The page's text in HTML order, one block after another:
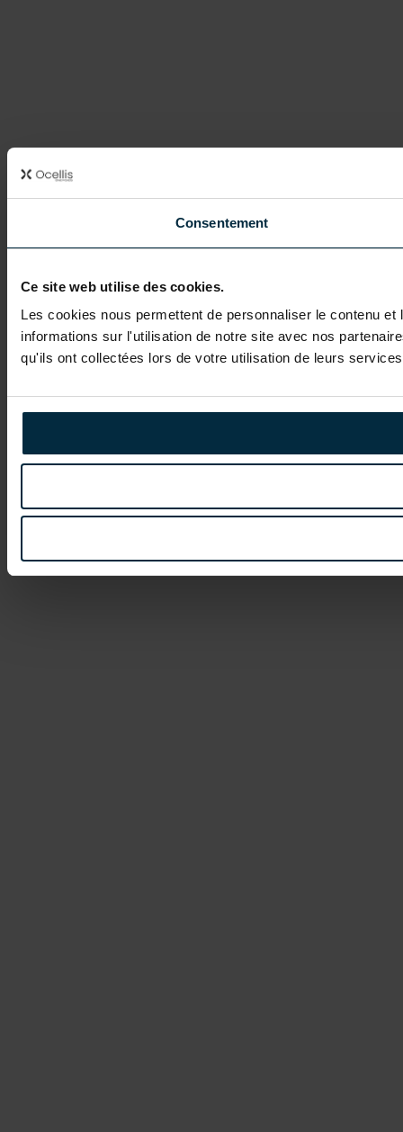
Consentement
Ce site web utilise des cookies.
Les cookies nous permettent de personnaliser le contenu
informations sur l'utilisation de notre site avec nos
qu'ils ont collectées lors de votre utilisation de leurs